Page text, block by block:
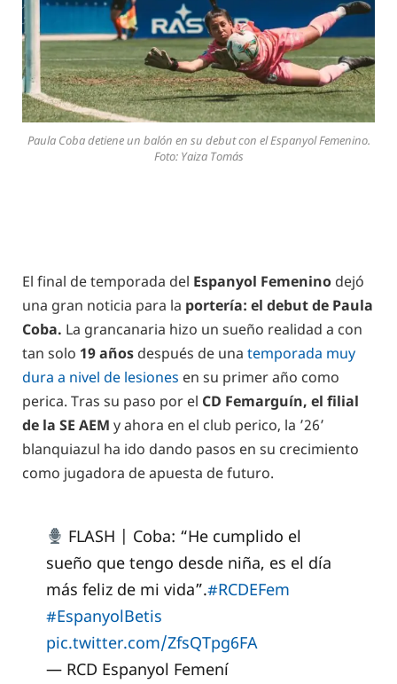
Paula Coba detiene un balón en su debut con el Espanyol Femenino.
Foto: Yaiza Tomás
El final de temporada del Espanyol Femenino dejó
una gran noticia para la portería: el debut de Paula
Coba. La grancanaria hizo un sueño realidad a con
tan solo 19 años después de una temporada muy
dura a nivel de lesiones en su primer año como
perica. Tras su paso por el CD Femarguín, el filial
de la SE AEM y ahora en el club perico, la ’26’
blanquiazul ha ido dando pasos en su crecimiento
como jugadora de apuesta de futuro.
FLASH | Coba: “He cumplido el
sueño que tengo desde niña, es el día
más feliz de mi vida”.#RCDEFem
#EspanyolBetis
pic.twitter.com/ZfsQTpg6FA
— RCD Espanyol Femení